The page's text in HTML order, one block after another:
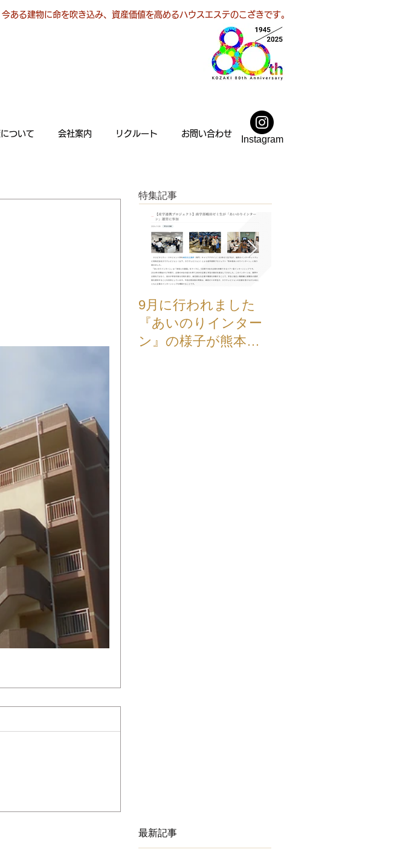
今ある建物に命を吹き込み、資産価値を高めるハウスエステのこざきです。
ついて 会社案内 リクルート お問い合わせ
Instagram
特集記事
9月に行われました
『あいのりインター
ン』の様子が熊本学
最新記事